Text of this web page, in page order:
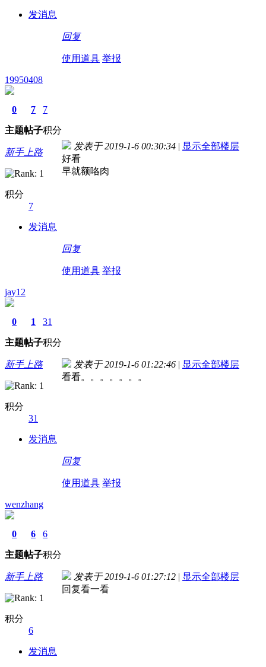
发消息
回复
使用道具 举报
19950408
0
主题
7
帖子
7
积分
新手上路
积分
7
发消息
发表于 2019-1-6 00:30:34 | 显示全部楼层
好看
早就额咯肉
回复
使用道具 举报
jay12
0
主题
1
帖子
31
积分
新手上路
积分
31
发消息
发表于 2019-1-6 01:22:46 | 显示全部楼层
看看。。。。。。。
回复
使用道具 举报
wenzhang
0
主题
6
帖子
6
积分
新手上路
积分
6
发消息
发表于 2019-1-6 01:27:12 | 显示全部楼层
回复看一看